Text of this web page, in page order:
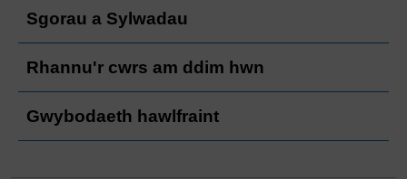
Sgorau a Sylwadau
Rhannu'r cwrs am ddim hwn
Gwybodaeth hawlfraint